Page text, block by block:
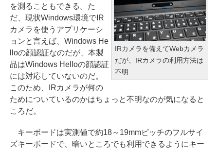
IRカメラを備えてWebカメラ
だが、IRカメラの利用方法は
不明
を測ることもできる。た
だ、現状Windows環境でIR
カメラを使うアプリケーシ
ョンと言えば、Windows He
lloの顔認証なのだが、本製
品はWindows Helloの顔認証
には対応していないのだ。
このため、IRカメラが何の
ためについているのかはちょっと不明なのが気になると
ころだ。
キーボードは実測値で約18～19mmピッチのフルサイ
ズキーボードで、暗いところでも利用できるようにキー